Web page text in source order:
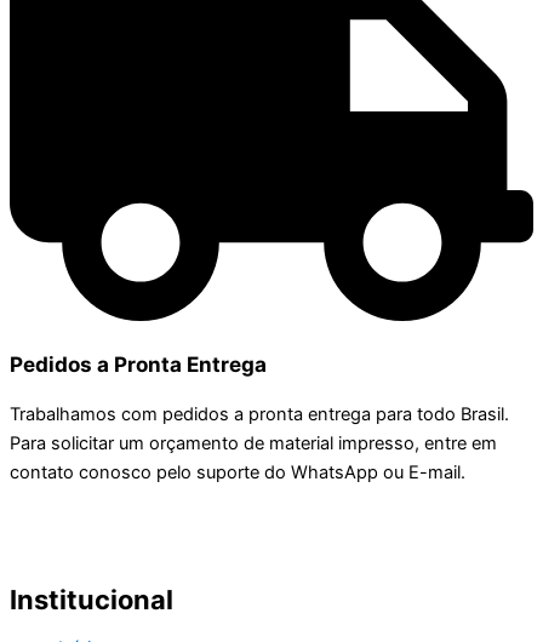
Pedidos a Pronta Entrega
Trabalhamos com pedidos a pronta entrega para todo Brasil.
Para solicitar um orçamento de material impresso, entre em
contato conosco pelo suporte do WhatsApp ou E-mail.
Institucional